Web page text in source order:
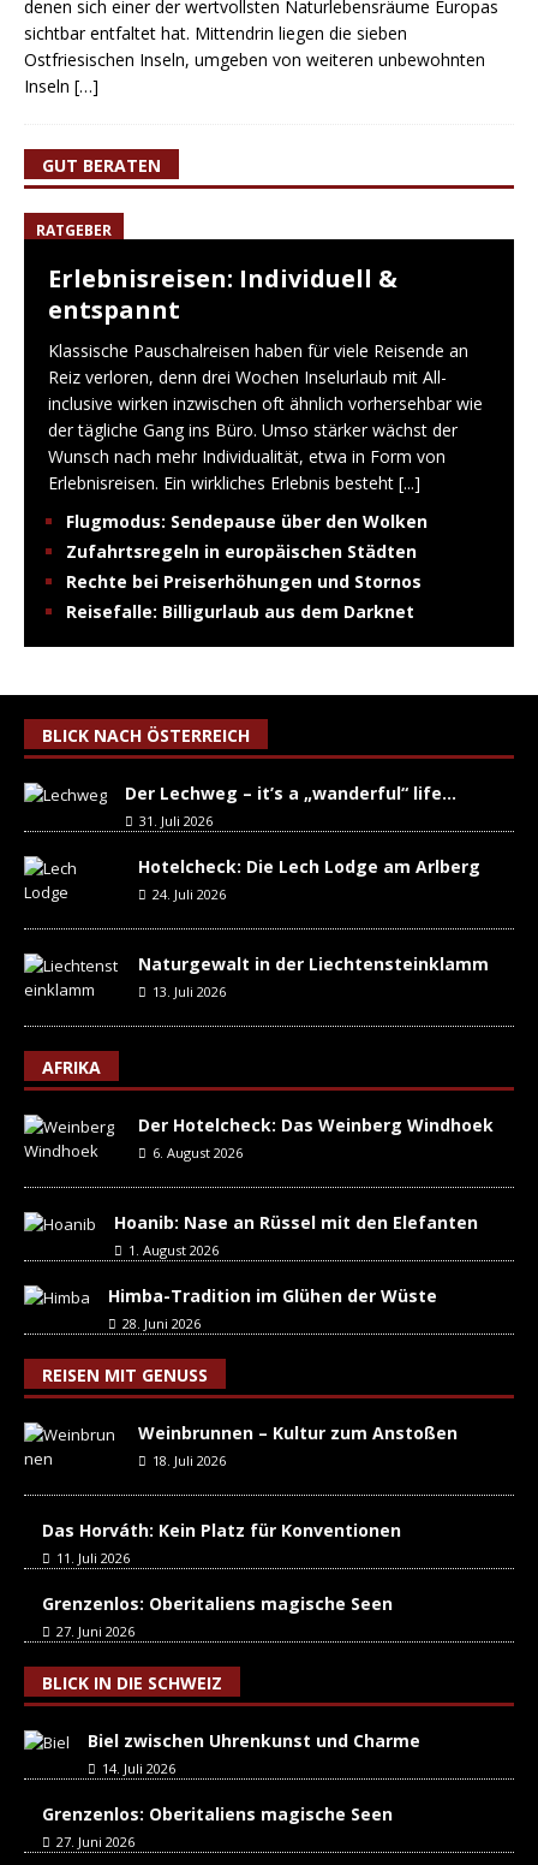
denen sich einer der wertvollsten Naturlebensräume Europas
sichtbar entfaltet hat. Mittendrin liegen die sieben
Ostfriesischen Inseln, umgeben von weiteren unbewohnten
Inseln […]
GUT BERATEN
RATGEBER
Erlebnisreisen: Individuell &
entspannt
Klassische Pauschalreisen haben für viele Reisende an
Reiz verloren, denn drei Wochen Inselurlaub mit All-
inclusive wirken inzwischen oft ähnlich vorhersehbar wie
der tägliche Gang ins Büro. Umso stärker wächst der
Wunsch nach mehr Individualität, etwa in Form von
Erlebnisreisen. Ein wirkliches Erlebnis besteht [...]
Flugmodus: Sendepause über den Wolken
Zufahrtsregeln in europäischen Städten
Rechte bei Preiserhöhungen und Stornos
Reisefalle: Billigurlaub aus dem Darknet
BLICK NACH ÖSTERREICH
Der Lechweg – it’s a „wanderful“ life…
31. Juli 2026
Hotelcheck: Die Lech Lodge am Arlberg
24. Juli 2026
Naturgewalt in der Liechtensteinklamm
13. Juli 2026
AFRIKA
Der Hotelcheck: Das Weinberg Windhoek
6. August 2026
Hoanib: Nase an Rüssel mit den Elefanten
1. August 2026
Himba-Tradition im Glühen der Wüste
28. Juni 2026
REISEN MIT GENUSS
Weinbrunnen – Kultur zum Anstoßen
18. Juli 2026
Das Horváth: Kein Platz für Konventionen
11. Juli 2026
Grenzenlos: Oberitaliens magische Seen
27. Juni 2026
BLICK IN DIE SCHWEIZ
Biel zwischen Uhrenkunst und Charme
14. Juli 2026
Grenzenlos: Oberitaliens magische Seen
27. Juni 2026